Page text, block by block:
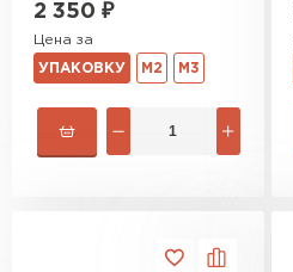
2 350 ₽
Цена за
УПАКОВКУ М2 М3